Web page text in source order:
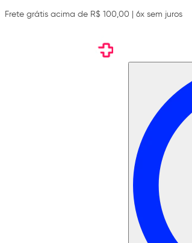
Frete grátis acima de R$ 100,00 | 6x sem juros